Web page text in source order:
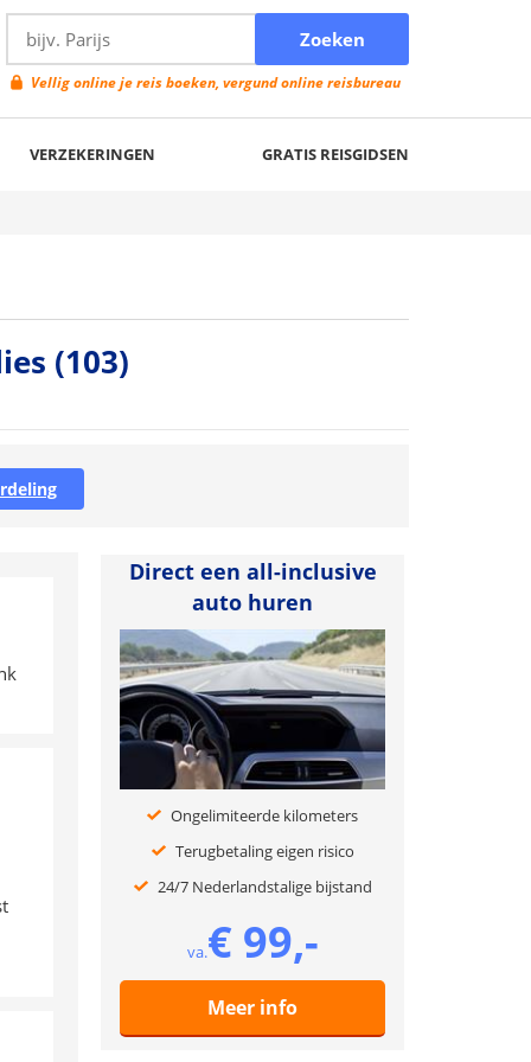
Vellig online je reis boeken, vergund online reisbureau
VERZEKERINGEN GRATIS REISGIDSEN
(103)
Direct een all-inclusive
auto huren
Ongelimiteerde kilometers
Terugbetaling eigen risico
24/7 Nederlandstalige bijstand
va.€ 99,-
Meer info